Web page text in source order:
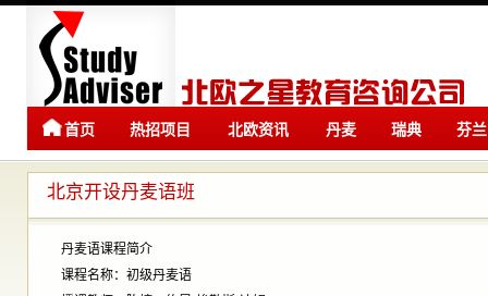
首页 热招项目 北欧资讯 丹麦
留学
瑞典
留学
芬兰
北京开设丹麦语班
丹麦语课程简介
课程名称：初级丹麦语